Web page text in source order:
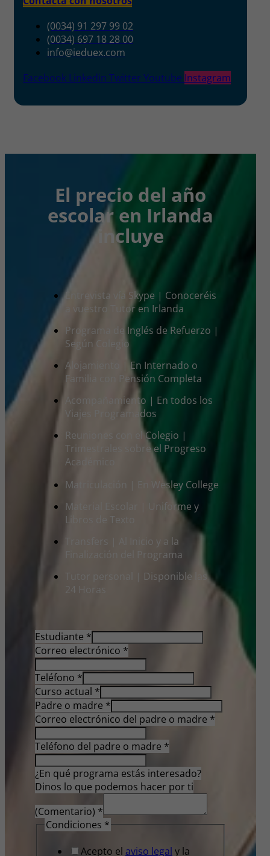
(0034) 91 297 99 02
(0034) 697 18 28 00
info@ieduex.com
Facebook Linkedin Twitter Youtube Instagram
El precio del año
escolar en Irlanda
incluye
Entrevista vía Skype | Conoceréis
a vuestro Tutor en Irlanda
Programa de Inglés de Refuerzo |
Según Colegio
Alojamiento | En Internado o
Familia con Pensión Completa
Acompañamiento | En todos los
Viajes Programados
Reuniones con el Colegio |
Trimestrales sobre el Progreso
Académico
Matriculación | En Wesley College
Material Escolar | Uniforme y
Libros de Texto
Transfers | Al Inicio y a la
Finalización del Programa
Tutor personal | Disponible las
24 Horas
Estudiante *
Correo electrónico *
Teléfono *
Curso actual *
Padre o madre *
Correo electrónico del padre o madre *
Teléfono del padre o madre *
¿En qué programa estás interesado?
Dinos lo que podemos hacer por ti
(Comentario) *
Condiciones *
Acepto el aviso legal y la